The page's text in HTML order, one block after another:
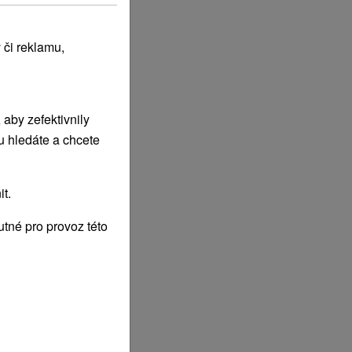
reklamu,
zefektivnily
hledáte a chcete
pro provoz této